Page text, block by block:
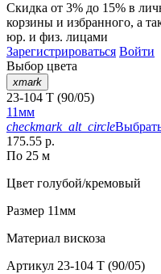
Скидка от 3% до 15% в
корзины и избранного, а
юр. и физ. лицами
Зарегистрироваться Войти
Выбор цвета
xmark
23-104 T (90/05)
11мм
checkmark_alt_circle
175.55 р.
По 25 м
Цвет голубой/кремовый
Размер 11мм
Материал вискоза
Артикул 23-104 T (90/05)